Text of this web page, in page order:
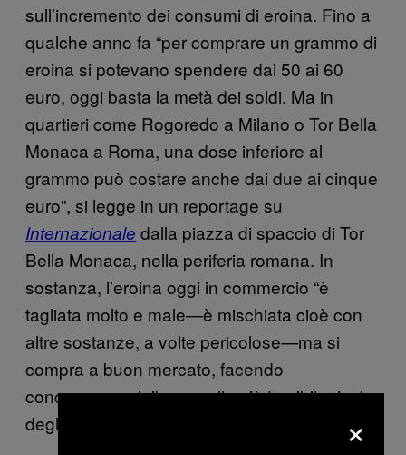
sull’incremento dei consumi di eroina. Fino a
qualche anno fa “per comprare un grammo di
eroina si potevano spendere dai 50 ai 60
euro, oggi basta la metà dei soldi. Ma in
quartieri come Rogoredo a Milano o Tor Bella
Monaca a Roma, una dose inferiore al
grammo può costare anche dai due ai cinque
euro”, si legge in un reportage su
Internazionale dalla piazza di spaccio di Tor
Bella Monaca, nella periferia romana. In
sostanza, l’eroina oggi in commercio “è
tagliata molto e male—è mischiata cioè con
altre sostanze, a volte pericolose—ma si
compra a buon mercato, facendo
concorrenza al ribasso alla più temibile rivale
degli ultimi anni, e cioè la cocaina.”
×